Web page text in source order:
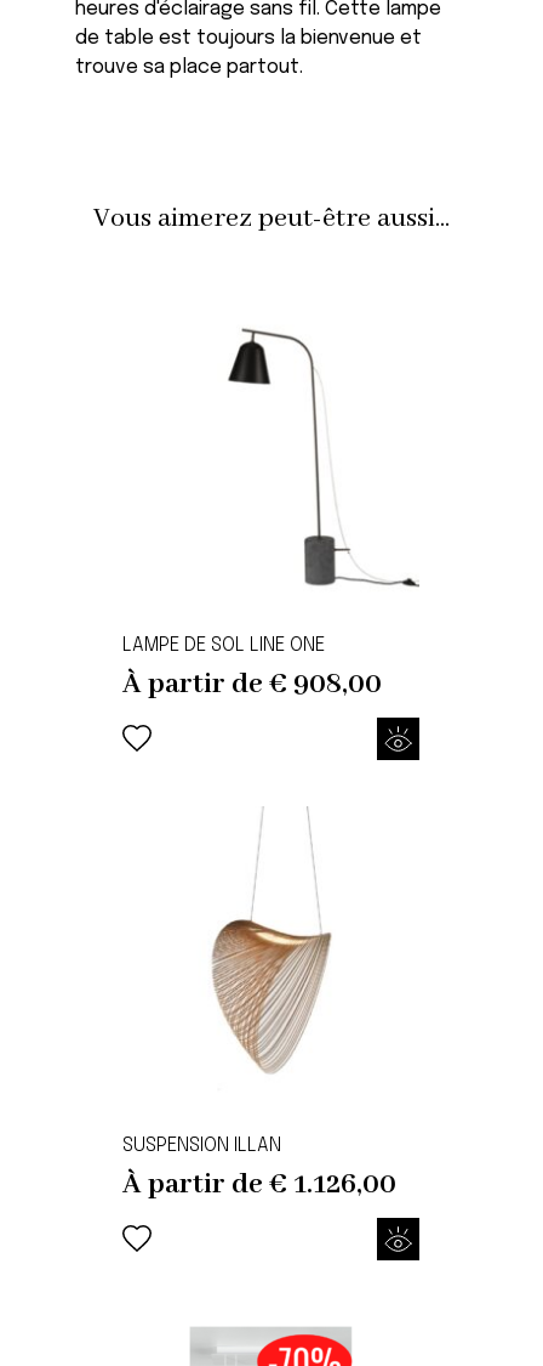
heures d'éclairage sans fil. Cette lampe
de table est toujours la bienvenue et
trouve sa place partout.
Vous aimerez peut-être aussi...
LAMPE DE SOL LINE ONE
À partir de€ 908,00
SUSPENSION ILLAN
À partir de€ 1.126,00